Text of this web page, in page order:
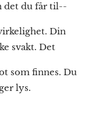
det du får til--
Din
svakt. Det
som finnes. Du
lys.